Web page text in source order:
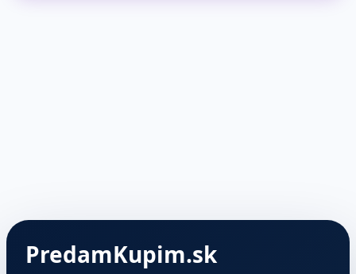
PredamKupim.sk